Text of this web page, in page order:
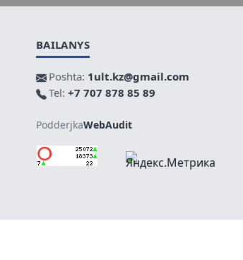
BAILANYS
Poshta: 1ult.kz@gmail.com
Tel: +7 707 878 85 89
PodderjkaWebAudit